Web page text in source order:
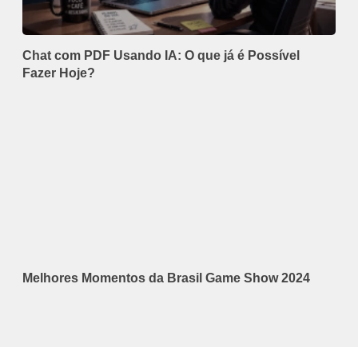
Chat com PDF Usando IA: O que já é Possível
Fazer Hoje?
Melhores Momentos da Brasil Game Show 2024